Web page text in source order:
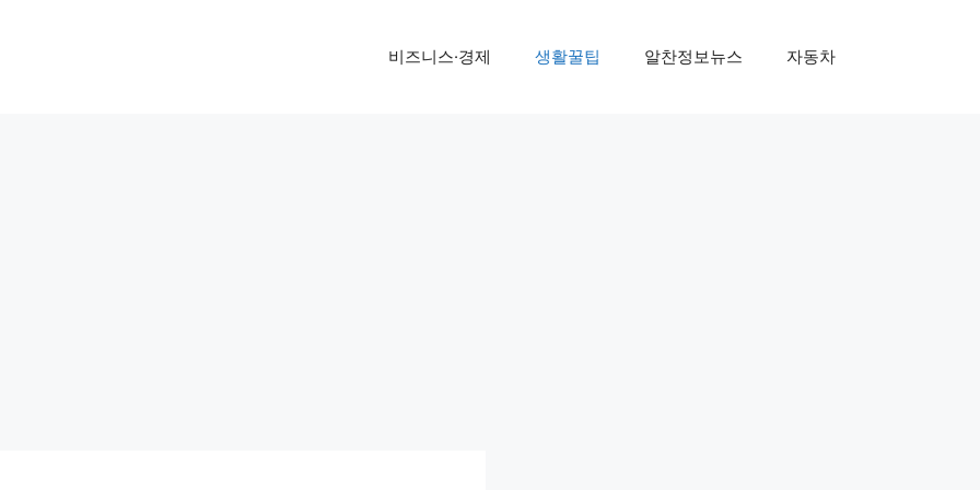
비즈니스·경제 생활꿀팁 알찬정보뉴스 자동차